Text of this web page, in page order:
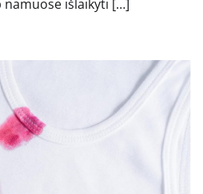
namuose išlaikyti […]